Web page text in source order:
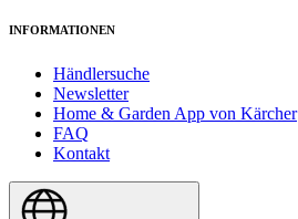
INFORMATIONEN
Händlersuche
Newsletter
Home & Garden App von Kärcher
FAQ
Kontakt